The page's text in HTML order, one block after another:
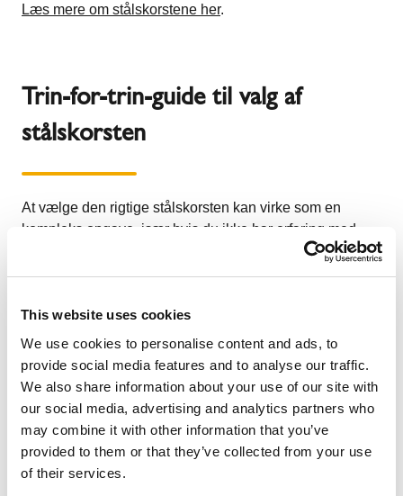
This website uses cookies
We use cookies to personalise content and ads, to
provide social media features and to analyse our traffic.
We also share information about your use of our site with
our social media, advertising and analytics partners who
may combine it with other information that you’ve
provided to them or that they’ve collected from your use
of their services.
Læs mere om stålskorstene her.
Trin-for-trin-guide til valg af
stålskorsten
At vælge den rigtige stålskorsten kan virke som en
kompleks opgave, især hvis du ikke har erfaring med
brændeovne og skorstene. Denne guide hjælper dig
Identificer brændeovnens røgudtag
diameteren og placeringen af røgafgangen.
Beslut, om skorstenen skal være indvendig eller
udvendig – Dette påvirker installationens omfang og
udseende.
Vælg en isoleret model – For optimal sikkerhed og
effektiv røggasafledning.
Sikr dig, at den opfylder bygningsreglementet –